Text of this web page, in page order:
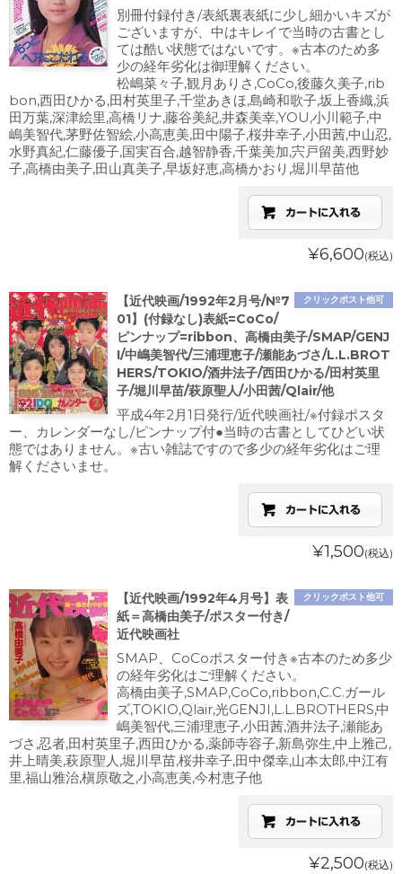
別冊付録付き/表紙裏表紙に少し細かいキズが
ございますが、中はキレイで当時の古書とし
ては酷い状態ではないです。※古本のため多
少の経年劣化は御理解ください。
松嶋菜々子,観月ありさ,CoCo,後藤久美子,rib
bon,西田ひかる,田村英里子,千堂あきほ,島崎和歌子,坂上香織,浜
田万葉,深津絵里,高橋リナ,藤谷美紀,井森美幸,YOU,小川範子,中
嶋美智代,茅野佐智絵,小高恵美,田中陽子,桜井幸子,小田茜,中山忍,
水野真紀,仁藤優子,国実百合,越智静香,千葉美加,宍戸留美,西野妙
子,高橋由美子,田山真美子,早坂好恵,高橋かおり,堀川早苗他
¥6,600(税込)
クリックポスト他可
【近代映画/1992年2月号/№7
01】(付録なし)表紙=CoCo/
ピンナップ=ribbon、高橋由美子/SMAP/GENJ
I/中嶋美智代/三浦理恵子/瀬能あづさ/L.L.BROT
HERS/TOKIO/酒井法子/西田ひかる/田村英里
子/堀川早苗/萩原聖人/小田茜/Qlair/他
平成4年2月1日発行/近代映画社/※付録ポスタ
ー、カレンダーなし/ピンナップ付●当時の古書としてひどい状
態ではありません。※古い雑誌ですので多少の経年劣化はご理
解くださいませ。
¥1,500(税込)
クリックポスト他可
【近代映画/1992年4月号】表
紙＝高橋由美子/ポスター付き/
近代映画社
SMAP、CoCoポスター付き※古本のため多少
の経年劣化はご理解ください。
高橋由美子,SMAP,CoCo,ribbon,C.C.ガール
ズ,TOKIO,Qlair,光GENJI,L.L.BROTHERS,中
嶋美智代,三浦理恵子,小田茜,酒井法子,瀬能あ
づさ,忍者,田村英里子,西田ひかる,薬師寺容子,新島弥生,中上雅己,
井上晴美,萩原聖人,堀川早苗,桜井幸子,田中傑幸,山本太郎,中江有
里,福山雅治,槇原敬之,小高恵美,今村恵子他
¥2,500(税込)